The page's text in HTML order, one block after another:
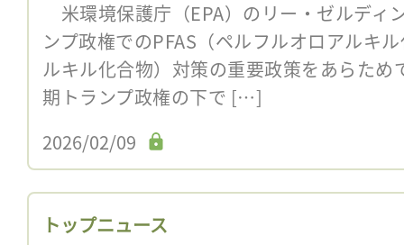
米環境保護庁（EPA）のリー・ゼルディ
ンプ政権でのPFAS（ペルフルオロアルキ
ルキル化合物）対策の重要政策をあらた
期トランプ政権の下で […]
2026/02/09
トップニュース